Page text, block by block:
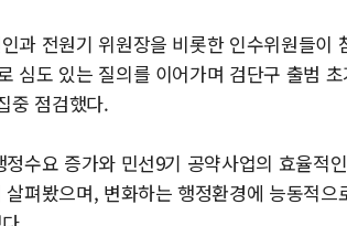
과 전원기 위원장을 비롯한 인수위원들이
심도 있는 질의를 이어가며 검단구 출범
중 점검했다.
수요 증가와 민선9기 공약사업의 효율적
펴봤으며, 변화하는 행정환경에 능동적